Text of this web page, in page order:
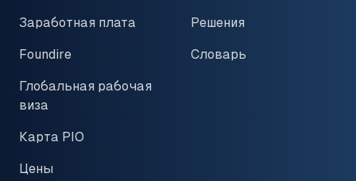
Заработная плата
Foundire
Глобальная рабочая
виза
Карта PIO
Цены
Решения
Словарь